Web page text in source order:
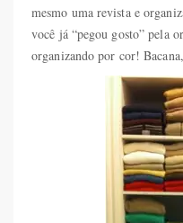
mesmo uma revista e
você já “pegou gosto” pela
organizando por cor!